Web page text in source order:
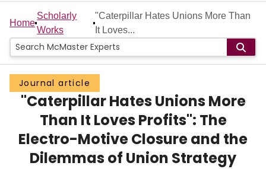
Home
People
Groups
Scholarly Works
Login
Home
Scholarly
Works
"Caterpillar Hates Unions More Than
It Loves...
Journal article
"Caterpillar Hates Unions More
Than It Loves Profits": The
Electro-Motive Closure and the
Dilemmas of Union Strategy